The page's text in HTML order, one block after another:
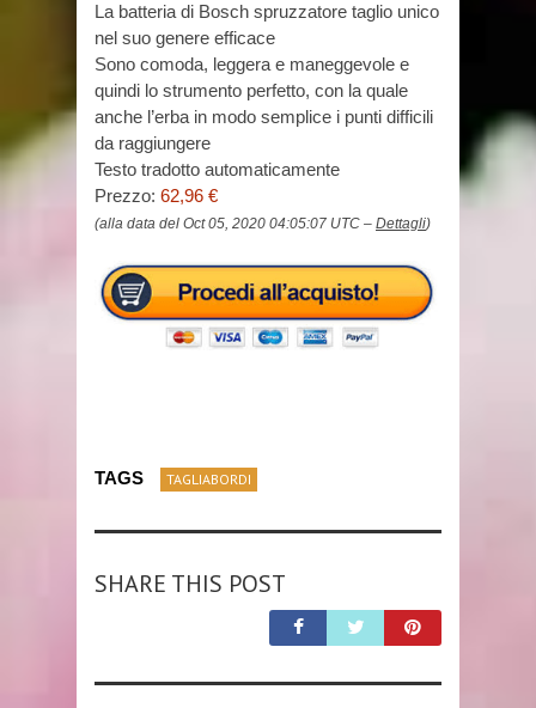
La batteria di Bosch spruzzatore taglio unico
nel suo genere efficace
Sono comoda, leggera e maneggevole e
quindi lo strumento perfetto, con la quale
anche l’erba in modo semplice i punti difficili
da raggiungere
Testo tradotto automaticamente
Prezzo: 62,96 €
(alla data del Oct 05, 2020 04:05:07 UTC – Dettagli)
TAGS TAGLIABORDI
SHARE THIS POST